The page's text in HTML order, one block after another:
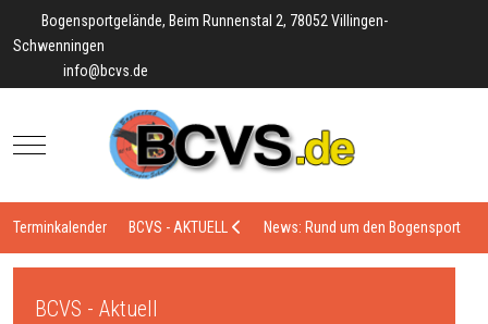
Bogensportgelände, Beim Runnenstal 2, 78052 Villingen-
Schwenningen
info@bcvs.de
Mobile Menu Toggle
Terminkalender BCVS - AKTUELL News: Rund um den Bogensport
BCVS - Aktuell